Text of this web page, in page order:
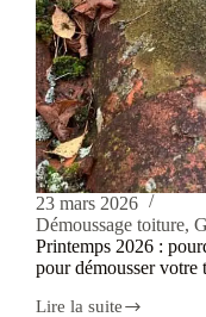
23 mars 2026
Démoussage toiture,
Printemps 2026 :
pour démousser votre
Lire la suite